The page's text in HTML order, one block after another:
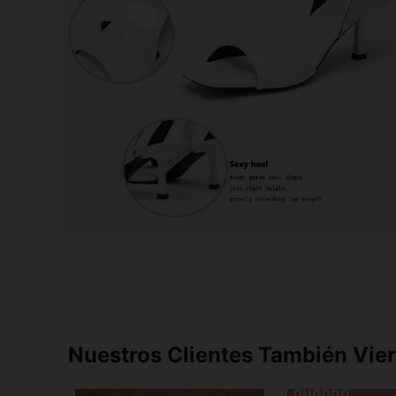
Nuestros Clientes También